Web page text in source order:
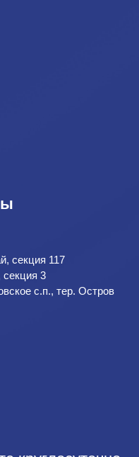
секция 117
3
с.п., тер. Остров